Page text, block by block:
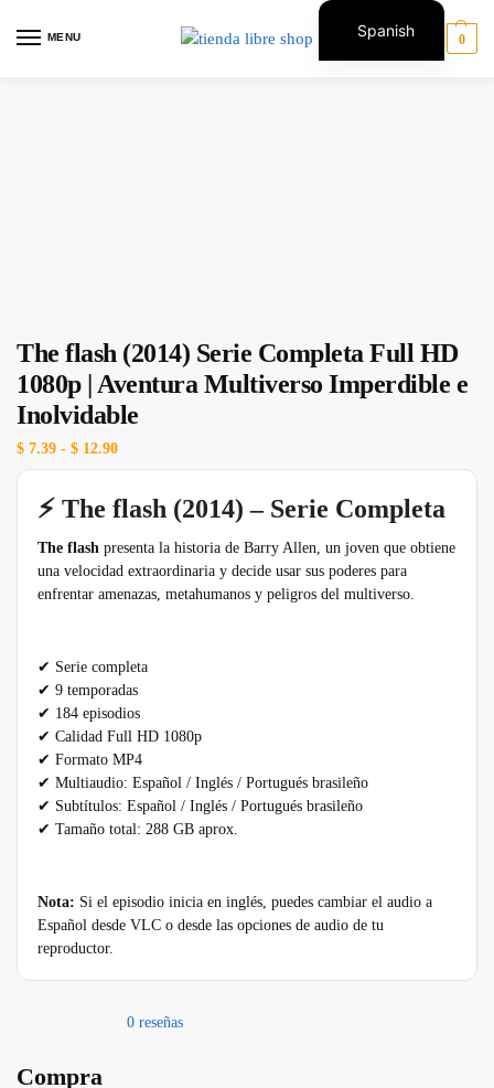
MENU 0
The flash (2014) Serie Completa Full HD
1080p | Aventura Multiverso Imperdible e
Inolvidable
$ 7.39 - $ 12.90
⚡ The flash (2014) – Serie Completa
The flash presenta la historia de Barry Allen, un joven que obtiene
una velocidad extraordinaria y decide usar sus poderes para
enfrentar amenazas, metahumanos y peligros del multiverso.
✔ Serie completa
✔ 9 temporadas
✔ 184 episodios
✔ Calidad Full HD 1080p
✔ Formato MP4
✔ Multiaudio: Español / Inglés / Portugués brasileño
✔ Subtítulos: Español / Inglés / Portugués brasileño
✔ Tamaño total: 288 GB aprox.
Nota: Si el episodio inicia en inglés, puedes cambiar el audio a
Español desde VLC o desde las opciones de audio de tu
reproductor.
0 reseñas
Compra
Spanish
English